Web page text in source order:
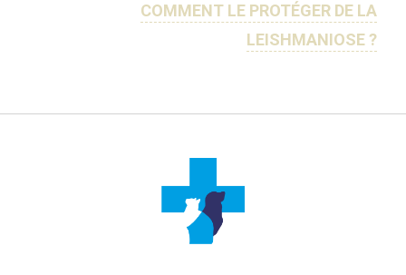
COMMENT LE PROTÉGER DE LA
LEISHMANIOSE ?